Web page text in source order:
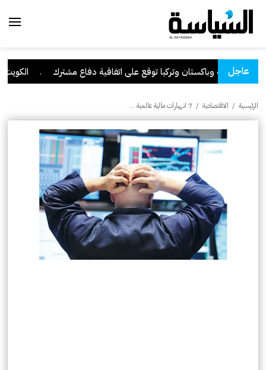
عاجلوباكستان وتركيا توقع على اتفاقية دفاع مشترك . الكويت
الرئيسية / الاقتصادية / 7 انهيارات مالية عالمية …